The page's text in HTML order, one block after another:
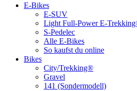
E-Bikes
E-SUV
Light Full-Power E-
S-Pedelec
Alle E-Bikes
So kaufst du online
Bikes
City/Trekking®
Gravel
141 (Sondermodell)